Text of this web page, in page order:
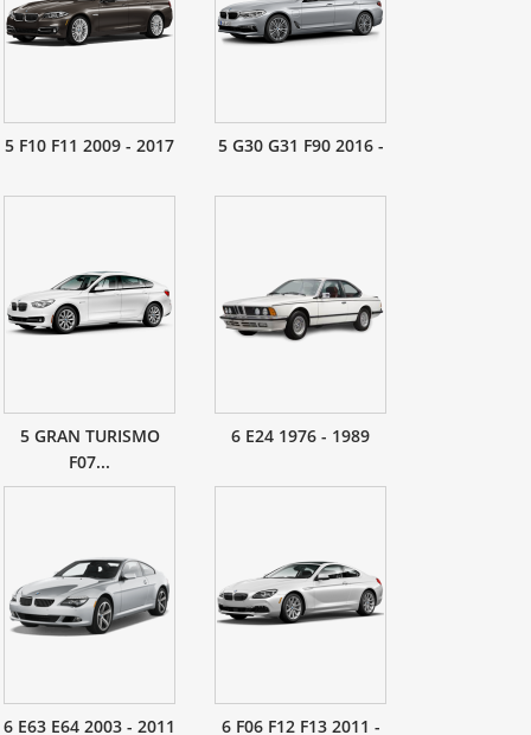
5 F10 F11 2009 - 2017 5 G30 G31 F90 2016 -
5 GRAN TURISMO
F07...
6 E24 1976 - 1989
6 E63 E64 2003 - 2011 6 F06 F12 F13 2011 -